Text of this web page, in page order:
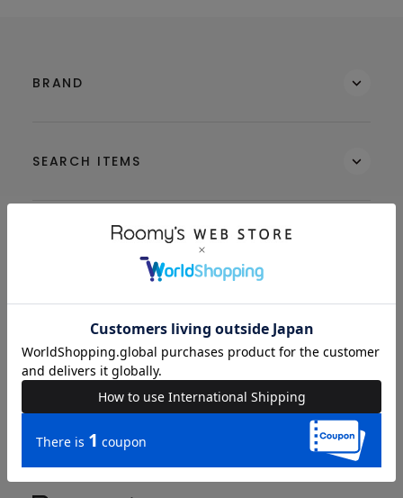
BRAND
SEARCH ITEMS
COMPANY